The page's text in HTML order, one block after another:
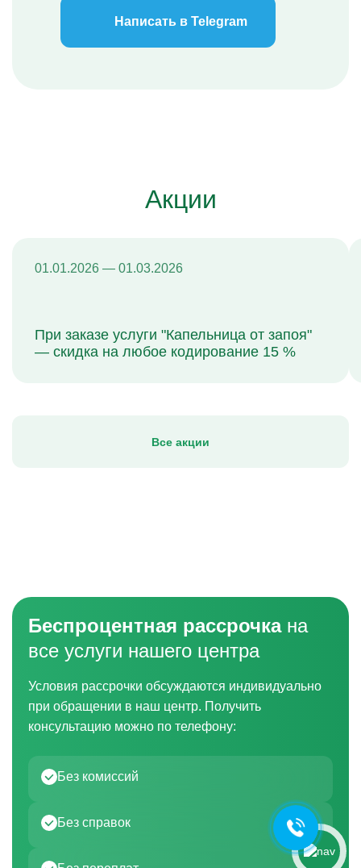
Ольга Кравченко
Здравствуйте! Готова помочь
Написать в Telegram
Акции
01.01.2026 — 01.03.2026
При заказе услуги "Капельница от запоя"
— скидка на любое кодирование 15 %
Все акции
Беспроцентная рассрочкана
все услуги нашего центра
Условия рассрочки обсуждаются индивидуально
при обращении в наш центр. Получить
консультацию можно по телефону:
Без комиссий
Без справок